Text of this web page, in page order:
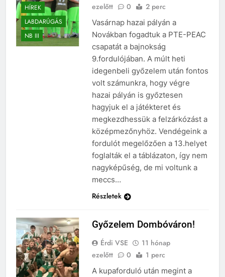
HÍREK
LABDARÚGÁS
NB III
ezelőtt
0 2 perc
Vasárnap hazai pályán a
Novákban fogadtuk a PTE-PEAC
csapatát a bajnokság
9.fordulójában. A múlt heti
idegenbeli győzelem után fontos
volt számunkra, hogy végre
hazai pályán is győztesen
hagyjuk el a játékteret és
megkezdhessük a felzárkózást a
középmezőnyhöz. Vendégeink a
fordulót megelőzően a 13.helyet
foglalták el a táblázaton, így nem
nagyképűség, de mi voltunk a
meccs…
Részletek
Győzelem Dombóváron!
Érdi VSE
11 hónap
ezelőtt
0 1 perc
A kupaforduló után megint a